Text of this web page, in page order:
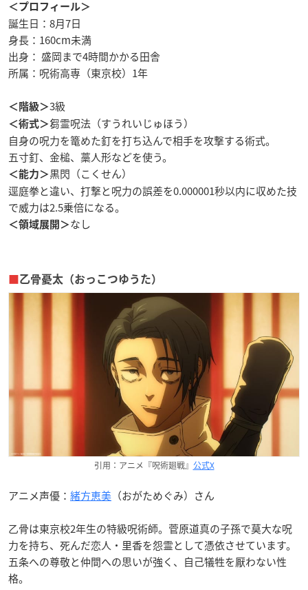
＜プロフィール＞
誕生日：8月7日
身長：160cm未満
出身： 盛岡まで4時間かかる田舎
所属：呪術高専（東京校）1年
＜階級＞3級
＜術式＞芻霊呪法（すうれいじゅほう）
自身の呪力を篭めた釘を打ち込んで相手を攻撃する術式。
五寸釘、金槌、藁人形などを使う。
＜能力＞黒閃（こくせん）
逕庭拳と違い、打撃と呪力の誤差を0.000001秒以内に収めた技
で威力は2.5乗倍になる。
＜領域展開＞なし
乙骨憂太（おっこつゆうた）
引用：アニメ『呪術廻戦』 公式X
アニメ声優： 緒方恵美 （おがためぐみ）さん
乙骨は東京校2年生の特級呪術師。菅原道真の子孫で莫大な呪
力を持ち、死んだ恋人・里香を怨霊として憑依させています。
五条への尊敬と仲間への思いが強く、自己犠牲を厭わない性
格。